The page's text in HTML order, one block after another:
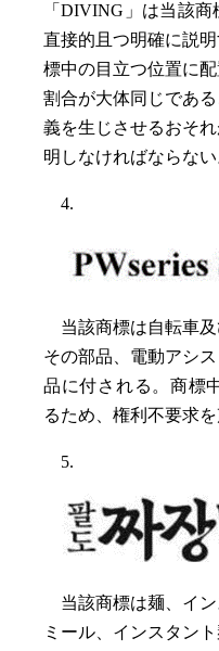
「DIVING」は当該
直接的且つ明確に説
標中の目立つ位置に
割合が大体同じであ
義を生じさせるおそ
明しなければならない
4.
当該商標は自転車
その部品、電動アシ
品に付される。商標
るため、権利不要求
5.
当該商標は麺、イ
ミール、インスタン